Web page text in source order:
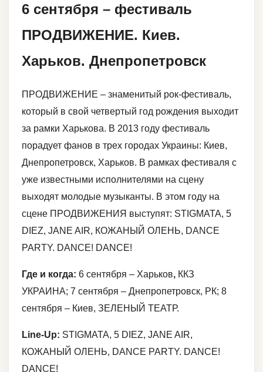
6 сентября – фестиваль
ПРОДВИЖЕНИЕ. Киев.
Харьков. Днепропетровск
ПРОДВИЖЕНИЕ – знаменитый рок-фестиваль,
который в свой четвертый год рождения выходит
за рамки Харькова. В 2013 году фестиваль
порадует фанов в трех городах Украины: Киев,
Днепропетровск, Харьков. В рамках фестиваля с
уже известными исполнителями на сцену
выходят молодые музыканты. В этом году на
сцене ПРОДВИЖЕНИЯ выступят: STIGMATA, 5
DIEZ, JANE AIR, КОЖАНЫЙ ОЛЕНЬ, DANCE
PARTY. DANCE! DANCE!
Где и когда: 6 сентября – Харьков, ККЗ
УКРАИНА; 7 сентября – Днепропетровск, РК; 8
сентября – Киев, ЗЕЛЕНЫЙ ТЕАТР.
Line-Up: STIGMATA, 5 DIEZ, JANE AIR,
КОЖАНЫЙ ОЛЕНЬ, DANCE PARTY. DANCE!
DANCE!